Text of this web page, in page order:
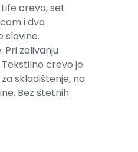
creva, set
i dva
slavine.
zalivanju
crevo je
skladištenje, na
Bez štetnih